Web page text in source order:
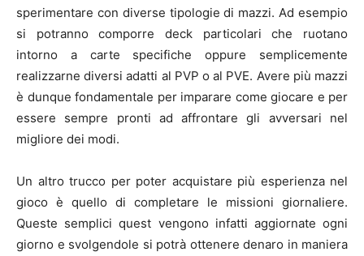
sperimentare con diverse tipologie di mazzi. Ad esempio
si potranno comporre deck particolari che ruotano
intorno a carte specifiche oppure semplicemente
realizzarne diversi adatti al PVP o al PVE. Avere più mazzi
è dunque fondamentale per imparare come giocare e per
essere sempre pronti ad affrontare gli avversari nel
migliore dei modi.
Un altro trucco per poter acquistare più esperienza nel
gioco è quello di completare le missioni giornaliere.
Queste semplici quest vengono infatti aggiornate ogni
giorno e svolgendole si potrà ottenere denaro in maniera